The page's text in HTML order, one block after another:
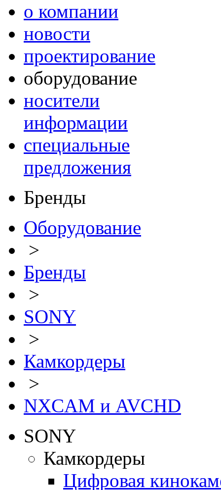
о компании
новости
проектирование
оборудование
носители
информации
специальные
предложения
Бренды
Оборудование
>
Бренды
>
SONY
>
Камкордеры
>
NXCAM и AVCHD
SONY
Камкордеры
Цифровая